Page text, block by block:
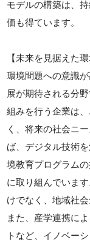
モデルの構築は、
価も得ています。
【未来を見据えた
環境問題への意識
展が期待される分
組みを行う企業は
く、将来の社会ニ
ば、デジタル技術
境教育プログラム
に取り組んでいま
けでなく、地域社
また、産学連携に
トなど、イノベー